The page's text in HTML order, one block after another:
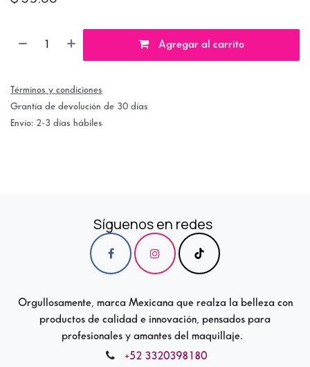
Agregar al carrito
Términos y condiciones
Grantía de devolución de 30 días
Envío: 2-3 días hábiles
Síguenos en redes
Orgullosamente, marca Mexicana que realza la belleza con
productos de calidad e innovación, pensados para
profesionales y amantes del maquillaje.
+52 3320398180